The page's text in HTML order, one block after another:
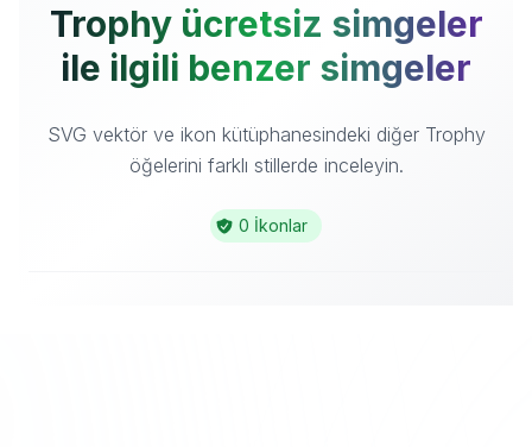
Trophy ücretsiz simgeler
ile ilgili benzer simgeler
SVG vektör ve ikon kütüphanesindeki diğer Trophy
öğelerini farklı stillerde inceleyin.
0 İkonlar